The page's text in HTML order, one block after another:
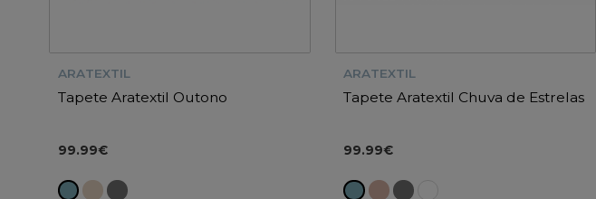
ARATEXTIL
Tapete Aratextil Outono
99.99€
ARATEXTIL
Tapete Aratextil Chuva de Estrelas
99.99€